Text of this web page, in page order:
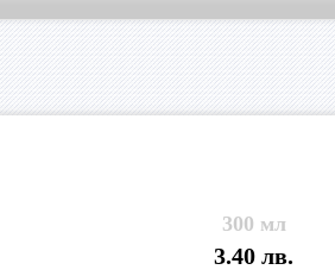
300 мл
3.40 лв.